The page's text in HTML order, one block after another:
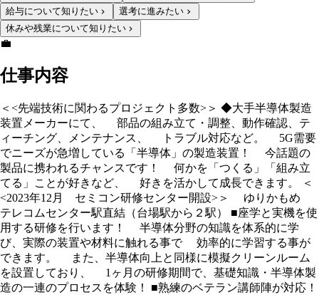
給与について知りたい
選考に進みたい
休みや残業について知りたい
💼
仕事内容
＜<先端技術に関わるプロジェクト多数>＞ ◆大手半導体製造
装置メーカーにて、 部品の組み立て・調整、動作確認、テ
ィーチング、メンテナンス、 トラブル対応など。 5G需要
でニーズが急増している「半導体」の製造装置！ 今話題の
製品に携われるチャンスです！ 何かを「つくる」「組み立
てる」ことが好きなど、 好きを活かして成長できます。 ＜
<2023年12月 セミコン研修センター開設>＞ ゆりかもめ
テレコムセンター駅直結（台場駅から２駅） ■座学と実機を使
用する研修を行います！ 半導体分野の知識を体系的に学
び、実際の装置や材料に触れる事で 効率的に学習する事が
できます。 また、半導体向上と同様に模擬クリーンルーム
を設置しており、 1ヶ月の研修期間で、基礎知識・半導体製
造の一連のプロセスを体験！ ■熟練のベテラン講師陣が対応！